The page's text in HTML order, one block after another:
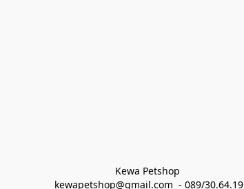
Kewa Petshop
kewapetshop@gmail.com  - 089/30.64.19